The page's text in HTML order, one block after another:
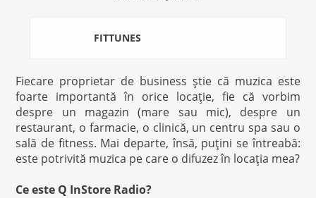
FITTUNES
Fiecare proprietar de business ştie că muzica este
foarte importantă în orice locaţie, fie că vorbim
despre un magazin (mare sau mic), despre un
restaurant, o farmacie, o clinică, un centru spa sau o
sală de fitness. Mai departe, însă, puţini se întreabă:
este potrivită muzica pe care o difuzez în locaţia mea?
Ce este Q InStore Radio?